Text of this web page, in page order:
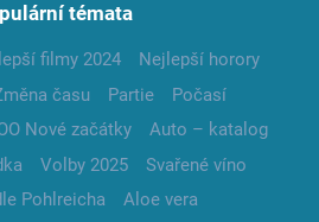
témata
filmy 2024
Nejlepší horory
času Partie
Počasí
Nové začátky
Auto – katalog
Volby 2025
Svařené víno
Pohlreicha
Aloe vera